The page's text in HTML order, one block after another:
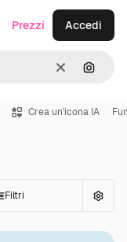
CancellaCerca
Prezzi Accedi
Crea un'icona IA
Filtri